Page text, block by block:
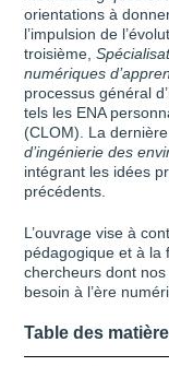
orientations à
l’impulsion de
troisième,
numériques
processus général
tels les ENA
(CLOM). La
d’ingénierie des
intégrant les idées
précédents.
L’ouvrage vise à
pédagogique et à la
chercheurs dont
besoin à l’ère
Table des